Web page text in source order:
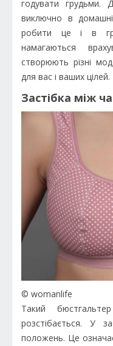
годувати грудьми.
виключно в
робити це і в
намагаються
створюють різні
для вас і ваших цілей.
Застібка між
© womanlife
Такий
розстібається. У
положень. Це